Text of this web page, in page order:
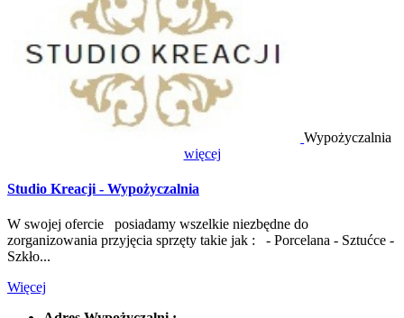
Wypożyczalnia
więcej
Studio Kreacji - Wypożyczalnia
W swojej ofercie posiadamy wszelkie niezbędne do
zorganizowania przyjęcia sprzęty takie jak : - Porcelana - Sztućce -
Szkło...
Więcej